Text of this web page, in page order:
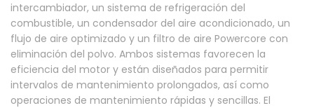
intercambiador, un sistema de refrigeración del
combustible, un condensador del aire acondicionado, un
flujo de aire optimizado y un filtro de aire Powercore con
eliminación del polvo. Ambos sistemas favorecen la
eficiencia del motor y están diseñados para permitir
intervalos de mantenimiento prolongados, así como
operaciones de mantenimiento rápidas y sencillas. El